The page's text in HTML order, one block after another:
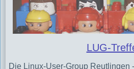
LUG-
Die Linux-User-Group Reutlingen